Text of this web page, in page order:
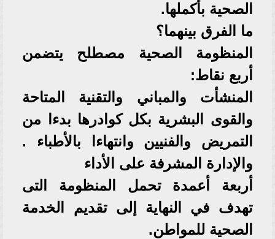
الصحية بأكملها.
ما الفرق بينهما؟
المنظومة الصحية مصطلح يتضمن
أربع نقاط:
المنشأت والمباني والتقنية المتاحة
والقوى البشرية بكل كوادرها بدءا من
التمريض والفنيين وانتهاءا بالأطباء .
والإدارة المشرفة على الأداء
أربعة أعمدة تحمل المنظومة التى
تهدف في النهاية إلى تقديم الخدمة
الصحية للمواطن.